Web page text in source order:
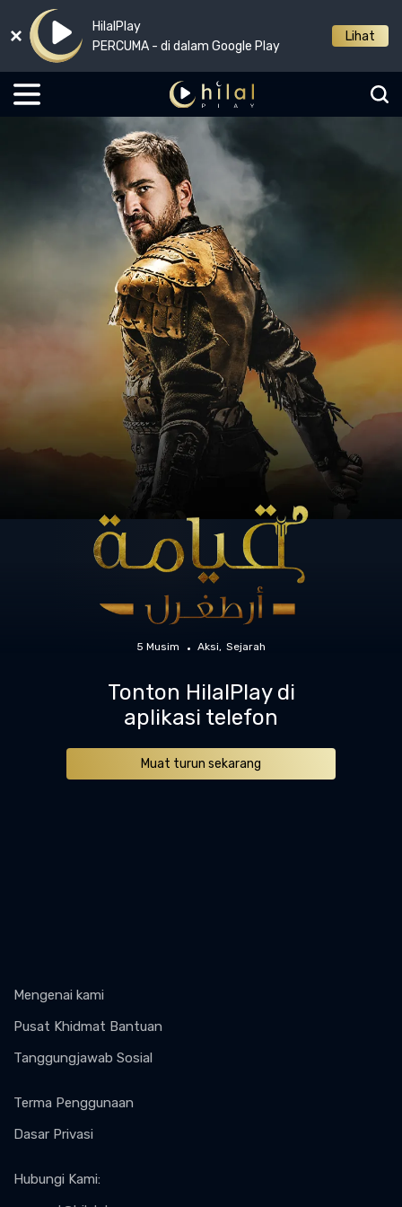
HilalPlay
PERCUMA - di dalam Google Play
Lihat
5 Musim Aksi Sejarah
Tonton HilalPlay di
aplikasi telefon
Muat turun sekarang
Mengenai kami
Pusat Khidmat Bantuan
Tanggungjawab Sosial
Terma Penggunaan
Dasar Privasi
Hubungi Kami: